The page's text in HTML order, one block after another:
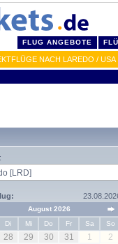
FLUG ANGEBOTE
NACH LAREDO / USA
August 2026
Di Mi Do Fr Sa So
28 29 30 31 1
2